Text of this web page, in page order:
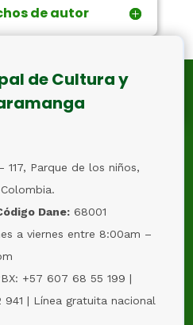
de autor
de Cultura y
117, Parque de los niños,
Dane: 68001
a viernes entre 8:00am –
+57 607 68 55 199 |
| Línea gratuita nacional